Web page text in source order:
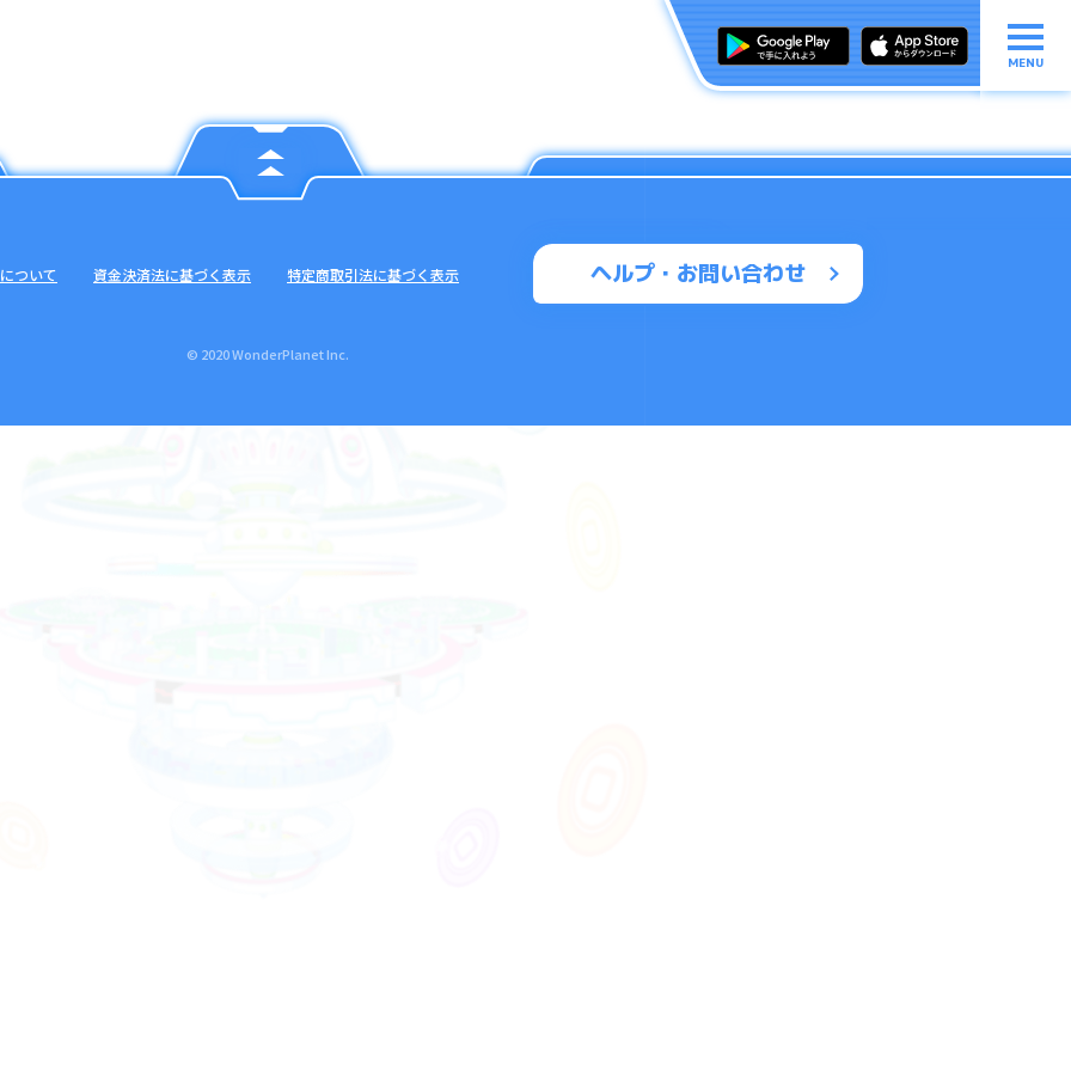
MENU
ヘルプ・お問い合わせ
ついて 資金決済法に基づく表示 特定商取引法に基づく表示
© 2020 WonderPlanet Inc.